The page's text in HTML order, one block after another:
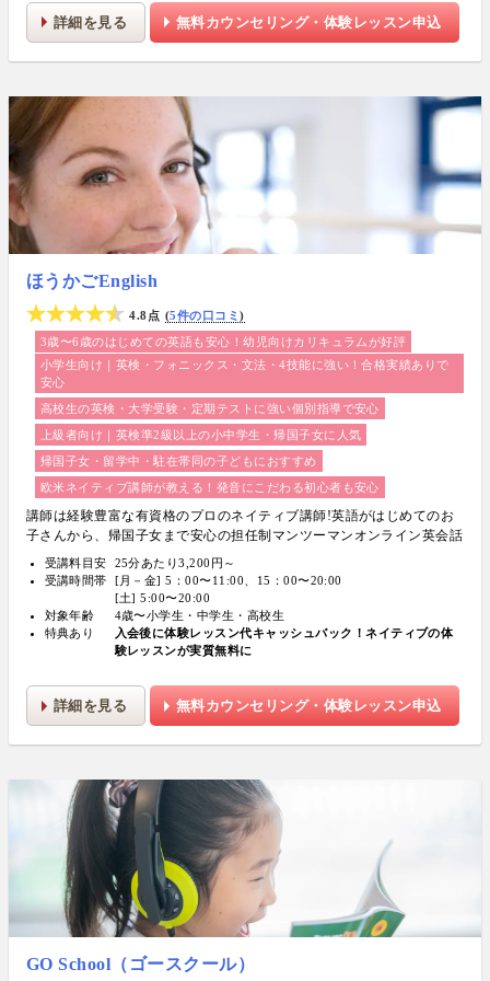
詳細を見る 無料カウンセリング・体験レッスン申込
ほうかごEnglish
4.8点
5件の口コミ
3歳〜6歳のはじめての英語も安心！幼児向けカリキュラムが好評
小学生向け｜英検・フォニックス・文法・4技能に強い！合格実績ありで
安心
高校生の英検・大学受験・定期テストに強い個別指導で安心
上級者向け｜英検準2級以上の小中学生・帰国子女に人気
帰国子女・留学中・駐在帯同の子どもにおすすめ
欧米ネイティブ講師が教える！発音にこだわる初心者も安心
講師は経験豊富な有資格のプロのネイティブ講師!英語がはじめてのお
子さんから、帰国子女まで安心の担任制マンツーマンオンライン英会話
受講料目安
25分あたり3,200円～
受講時間帯
[月－金] 5：00〜11:00、15：00〜20:00
[土] 5:00〜20:00
対象年齢
4歳〜小学生・中学生・高校生
特典あり
入会後に体験レッスン代キャッシュバック！ネイティブの体
験レッスンが実質無料に
詳細を見る 無料カウンセリング・体験レッスン申込
GO School（ゴースクール）